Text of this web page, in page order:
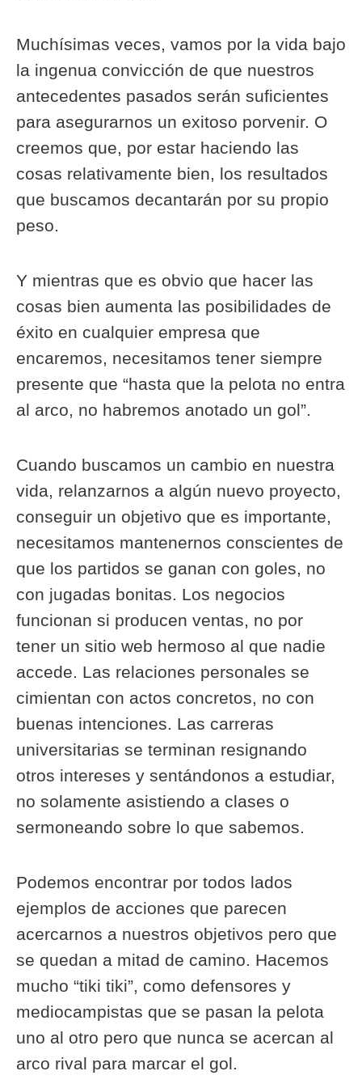
Muchísimas veces, vamos por la vida bajo
la ingenua convicción de que nuestros
antecedentes pasados serán suficientes
para asegurarnos un exitoso porvenir. O
creemos que, por estar haciendo las
cosas relativamente bien, los resultados
que buscamos decantarán por su propio
peso.
Y mientras que es obvio que hacer las
cosas bien aumenta las posibilidades de
éxito en cualquier empresa que
encaremos, necesitamos tener siempre
presente que “hasta que la pelota no entra
al arco, no habremos anotado un gol”.
Cuando buscamos un cambio en nuestra
vida, relanzarnos a algún nuevo proyecto,
conseguir un objetivo que es importante,
necesitamos mantenernos conscientes de
que los partidos se ganan con goles, no
con jugadas bonitas. Los negocios
funcionan si producen ventas, no por
tener un sitio web hermoso al que nadie
accede. Las relaciones personales se
cimientan con actos concretos, no con
buenas intenciones. Las carreras
universitarias se terminan resignando
otros intereses y sentándonos a estudiar,
no solamente asistiendo a clases o
sermoneando sobre lo que sabemos.
Podemos encontrar por todos lados
ejemplos de acciones que parecen
acercarnos a nuestros objetivos pero que
se quedan a mitad de camino. Hacemos
mucho “tiki tiki”, como defensores y
mediocampistas que se pasan la pelota
uno al otro pero que nunca se acercan al
arco rival para marcar el gol.